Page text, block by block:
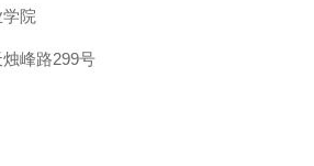
院
峰路299号